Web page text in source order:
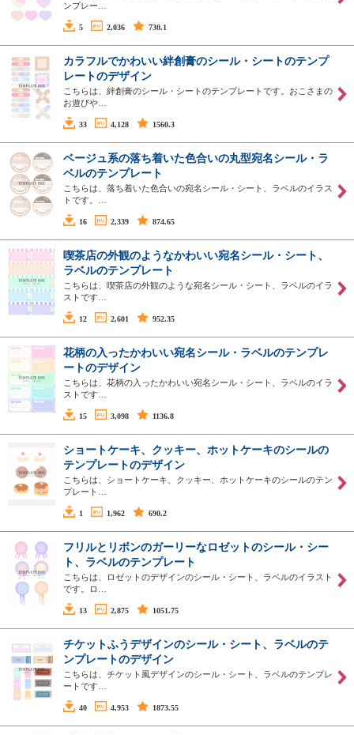
ンプレー…
5 2,036 730.1
カラフルでかわいい絆創膏のシール・シートのテンプ
レートのデザイン
こちらは、絆創膏のシール・シートのテンプレートです。おこさまの
お遊びや…
33 4,128 1560.3
ベージュ系の落ち着いた色合いの丸型宛名シール・ラ
ベルのテンプレート
こちらは、落ち着いた色合いの宛名シール・シート、ラベルのイラス
トです。…
16 2,339 874.65
喫茶店の外観のようなかわいい宛名シール・シート、
ラベルのテンプレート
こちらは、喫茶店の外観のような宛名シール・シート、ラベルのイラ
ストです…
12 2,601 952.35
花柄の入ったかわいい宛名シール・ラベルのテンプレ
ートのデザイン
こちらは、花柄の入ったかわいい宛名シール・シート、ラベルのイラ
ストです…
15 3,098 1136.8
ショートケーキ、クッキー、ホットケーキのシールの
テンプレートのデザイン
こちらは、ショートケーキ、クッキー、ホットケーキのシールのテン
プレート…
1 1,962 690.2
フリルとリボンのガーリーなロゼットのシール・シー
ト、ラベルのテンプレート
こちらは、ロゼットのデザインのシール・シート、ラベルのイラスト
です。ロ…
13 2,875 1051.75
チケットふうデザインのシール・シート、ラベルのテ
ンプレートのデザイン
こちらは、チケット風デザインのシール・シート、ラベルのテンプレ
ートです…
40 4,953 1873.55